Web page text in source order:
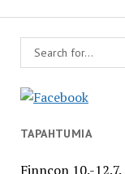
TAPAHTUMIA
Finncon 10.-